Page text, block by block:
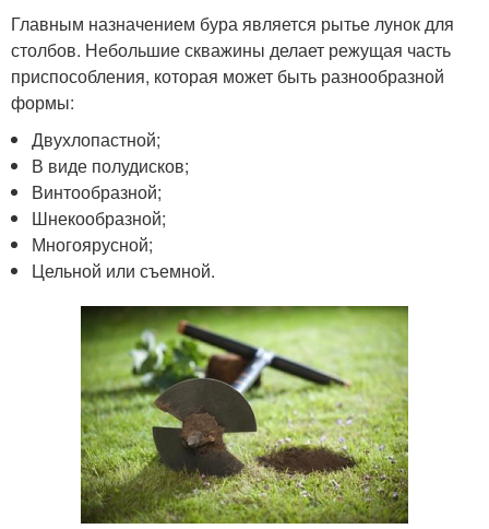
Главным назначением бура является рытье лунок для
столбов. Небольшие скважины делает режущая часть
приспособления, которая может быть разнообразной
формы:
Двухлопастной;
В виде полудисков;
Винтообразной;
Шнекообразной;
Многоярусной;
Цельной или съемной.